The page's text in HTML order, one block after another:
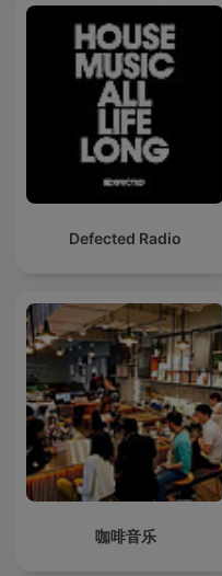
Defected Radio
咖啡音乐